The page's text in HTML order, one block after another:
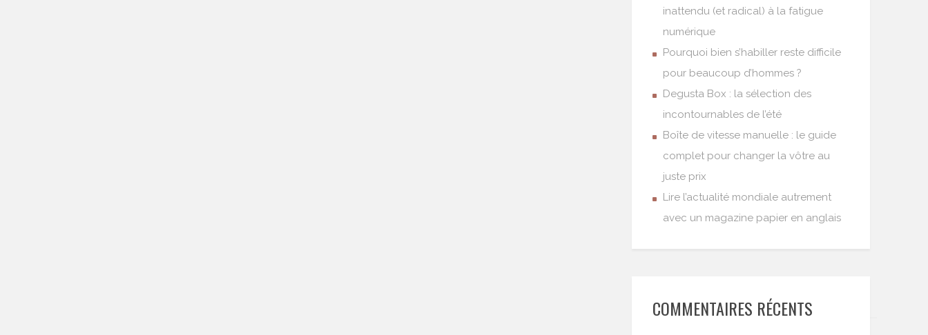
inattendu (et radical) à la fatigue
numérique
Pourquoi bien s’habiller reste difficile
pour beaucoup d’hommes ?
Degusta Box : la sélection des
incontournables de l’été
Boîte de vitesse manuelle : le guide
complet pour changer la vôtre au
juste prix
Lire l’actualité mondiale autrement
avec un magazine papier en anglais
COMMENTAIRES RÉCENTS